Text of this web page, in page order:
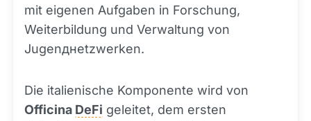
mit eigenen Aufgaben in Forschung,
Weiterbildung und Verwaltung von
Jugenднetzwerken.
Die italienische Komponente wird von
Officina DeFi geleitet, dem ersten